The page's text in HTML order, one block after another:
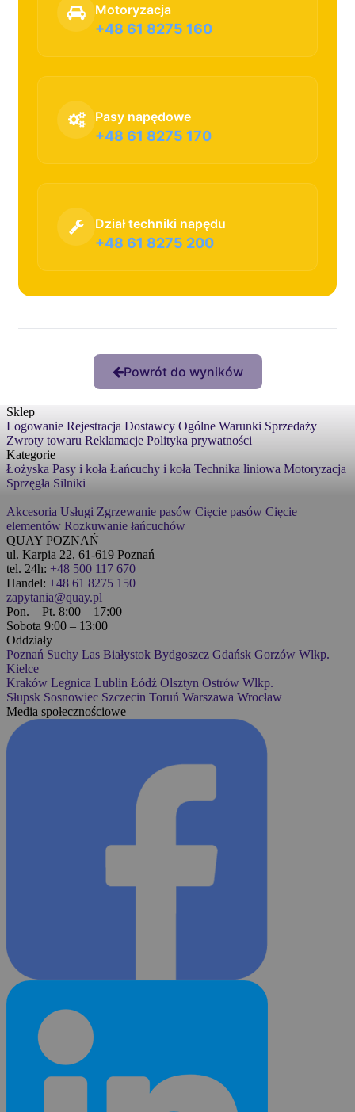
Motoryzacja
+48 61 8275 160
Pasy napędowe
+48 61 8275 170
Dział techniki napędu
+48 61 8275 200
Powrót do wyników
Sklep
Logowanie Rejestracja Dostawcy Ogólne Warunki Sprzedaży
Zwroty towaru Reklamacje Polityka prywatności
Kategorie
Łożyska Pasy i koła Łańcuchy i koła Technika liniowa Motoryzacja
Sprzęgła Silniki
Akcesoria Usługi Zgrzewanie pasów Cięcie pasów Cięcie
elementów Rozkuwanie łańcuchów
QUAY POZNAŃ
ul. Karpia 22, 61-619 Poznań
tel. 24h: +48 500 117 670
Handel: +48 61 8275 150
zapytania@quay.pl
Pon. – Pt. 8:00 – 17:00
Sobota 9:00 – 13:00
Oddziały
Poznań Suchy Las Białystok Bydgoszcz Gdańsk Gorzów Wlkp.
Kielce
Kraków Legnica Lublin Łódź Olsztyn Ostrów Wlkp.
Słupsk Sosnowiec Szczecin Toruń Warszawa Wrocław
Media społecznościowe